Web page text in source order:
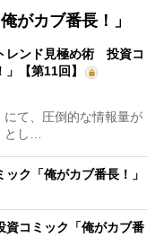
がカブ番長！」
レンド見極め術 投資コ
【第11回】
て、圧倒的な情報量が
とし…
ク「俺がカブ番長！」
コミック「俺がカブ番